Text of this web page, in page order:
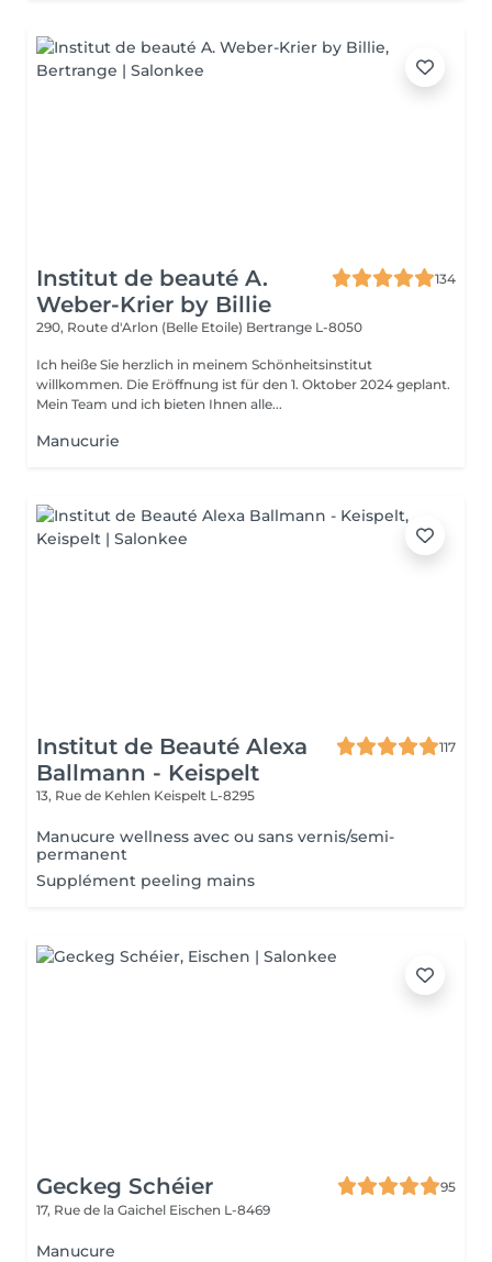
Institut de beauté A.
Weber-Krier by Billie
134
290, Route d'Arlon (Belle Etoile) Bertrange L-8050
Ich heiße Sie herzlich in meinem Schönheitsinstitut
willkommen. Die Eröffnung ist für den 1. Oktober 2024 geplant.
Mein Team und ich bieten Ihnen alle...
Manucurie
Institut de Beauté Alexa
Ballmann - Keispelt
117
13, Rue de Kehlen Keispelt L-8295
Manucure wellness avec ou sans vernis/semi-
permanent
Supplément peeling mains
Geckeg Schéier
95
17, Rue de la Gaichel Eischen L-8469
Manucure